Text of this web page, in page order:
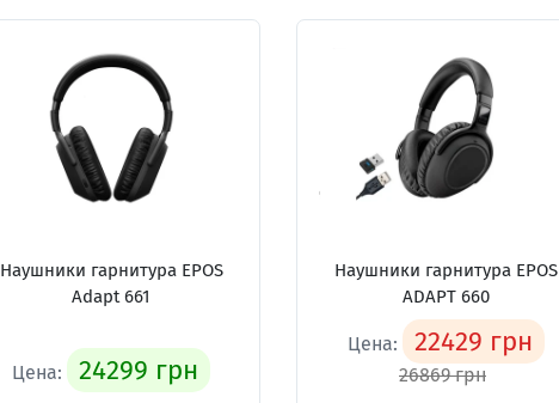
Наушники гарнитура EPOS
Adapt 661
Цена: 24299 грн
Наушники гарнитура EPOS
ADAPT 660
Цена: 22429 грн
26869 грн